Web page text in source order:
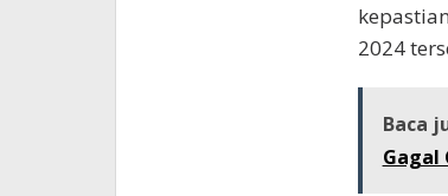
2024
Baca
Gagal